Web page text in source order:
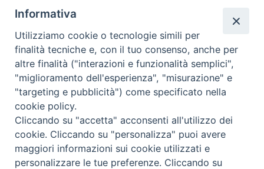
Redazione
Scrivici
Copyright © 2019 - Tutti i diritti riservati - Vita
Trentina Editrice
Privacy Policy
Informativa
Utilizziamo cookie o tecnologie simili per
finalità tecniche e, con il tuo consenso, anche per
altre finalità ("interazioni e funzionalità semplici",
"miglioramento dell'esperienza", "misurazione" e
"targeting e pubblicità") come specificato nella
cookie policy.
Cliccando su "accetta" acconsenti all'utilizzo dei
cookie. Cliccando su "personalizza" puoi avere
maggiori informazioni sui cookie utilizzati e
personalizzare le tue preferenze. Cliccando su